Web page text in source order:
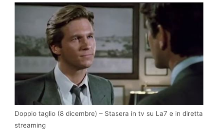
Doppio taglio (8 dicembre) – Stasera in tv su La7 e in diretta
streaming